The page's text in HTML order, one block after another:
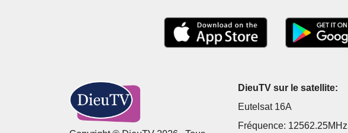
DieuTV sur le satellite:
Eutelsat 16A
Fréquence: 12562.25MHz